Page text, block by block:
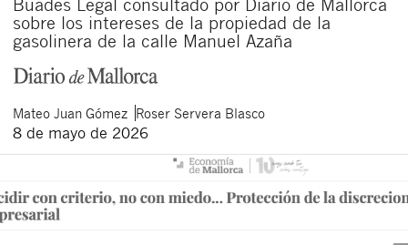
Buades Legal consultado por Diario de Mallorca
sobre los intereses de la propiedad de la
gasolinera de la calle Manuel Azaña
Mateo Juan Gómez Roser Servera Blasco
8 de mayo de 2026